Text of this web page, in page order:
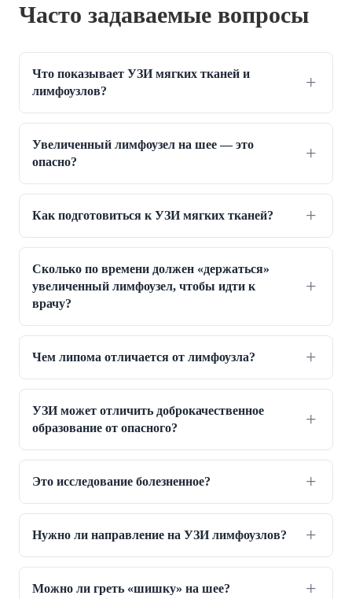
Часто задаваемые вопросы
Что показывает УЗИ мягких тканей и
лимфоузлов?
Увеличенный лимфоузел на шее — это
опасно?
Как подготовиться к УЗИ мягких тканей?
Сколько по времени должен «держаться»
увеличенный лимфоузел, чтобы идти к
врачу?
Чем липома отличается от лимфоузла?
УЗИ может отличить доброкачественное
образование от опасного?
Это исследование болезненное?
Нужно ли направление на УЗИ лимфоузлов?
Можно ли греть «шишку» на шее?